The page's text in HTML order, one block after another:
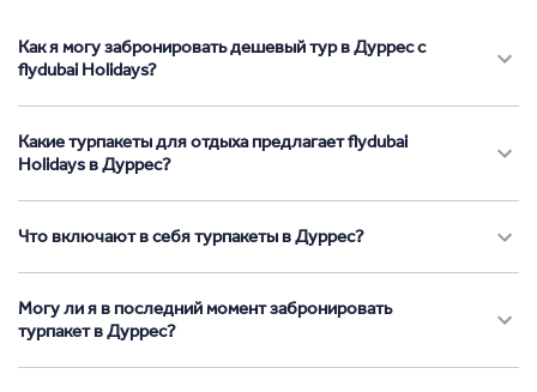
Как я могу забронировать дешевый тур в Дуррес с
flydubai Holidays?
Какие турпакеты для отдыха предлагает flydubai
Holidays в Дуррес?
Что включают в себя турпакеты в Дуррес?
Могу ли я в последний момент забронировать
турпакет в Дуррес?